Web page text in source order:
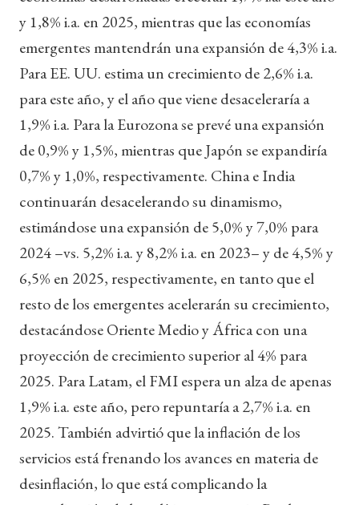
y 1,8% i.a. en 2025, mientras que las economías
emergentes mantendrán una expansión de 4,3% i.a.
Para EE. UU. estima un crecimiento de 2,6% i.a.
para este año, y el año que viene desaceleraría a
1,9% i.a. Para la Eurozona se prevé una expansión
de 0,9% y 1,5%, mientras que Japón se expandiría
0,7% y 1,0%, respectivamente. China e India
continuarán desacelerando su dinamismo,
estimándose una expansión de 5,0% y 7,0% para
2024 –vs. 5,2% i.a. y 8,2% i.a. en 2023– y de 4,5% y
6,5% en 2025, respectivamente, en tanto que el
resto de los emergentes acelerarán su crecimiento,
destacándose Oriente Medio y África con una
proyección de crecimiento superior al 4% para
2025. Para Latam, el FMI espera un alza de apenas
1,9% i.a. este año, pero repuntaría a 2,7% i.a. en
2025. También advirtió que la inflación de los
servicios está frenando los avances en materia de
desinflación, lo que está complicando la